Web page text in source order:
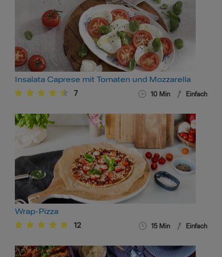
Insalata Caprese mit Tomaten und Mozzarella
7 10 Min Einfach
Wrap-Pizza
12 15 Min Einfach